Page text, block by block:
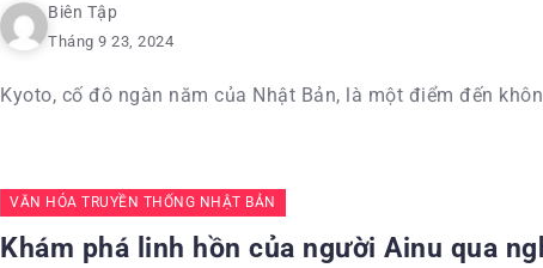
Biên Tập
Tháng 9 23, 2024
Kyoto, cố đô ngàn năm của Nhật Bản, là một điểm đến
VĂN HÓA TRUYỀN THỐNG NHẬT BẢN
Khám phá linh hồn của người Ainu qua